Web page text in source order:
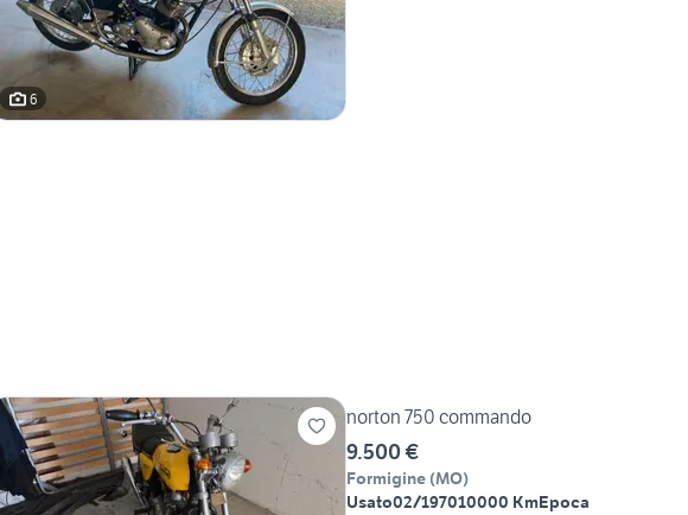
6
norton 750 commando
9.500 €
Formigine (MO)
Usato02/197010000 KmEpoca